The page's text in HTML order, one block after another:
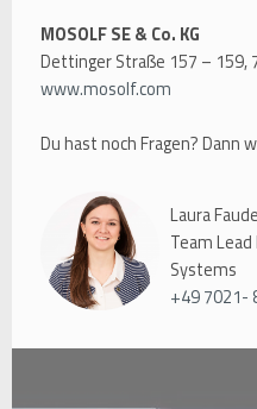
MOSOLF SE & Co. KG
Dettinger Straße 157 – 159,
www.mosolf.com
Du hast noch Fragen? Dann
Laura Faude
Team
Systems
+49 7021-